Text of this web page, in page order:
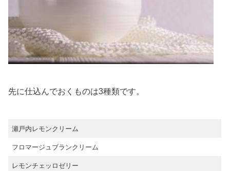
先に仕込んでおくものは3種類です。
瀬戸内レモンクリーム
フロマージュブランクリーム
レモンチェッロゼリー